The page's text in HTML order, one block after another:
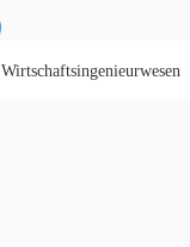
Wirtschaftsingenieurwesen